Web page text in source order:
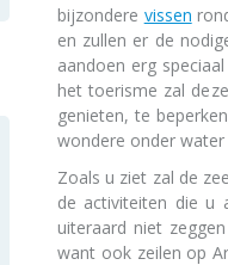
bijzondere vissen
en zullen er de
aandoen erg
het toerisme zal
genieten, te
wondere onder water
Zoals u ziet zal de
de activiteiten die u
uiteraard niet
want ook zeilen op